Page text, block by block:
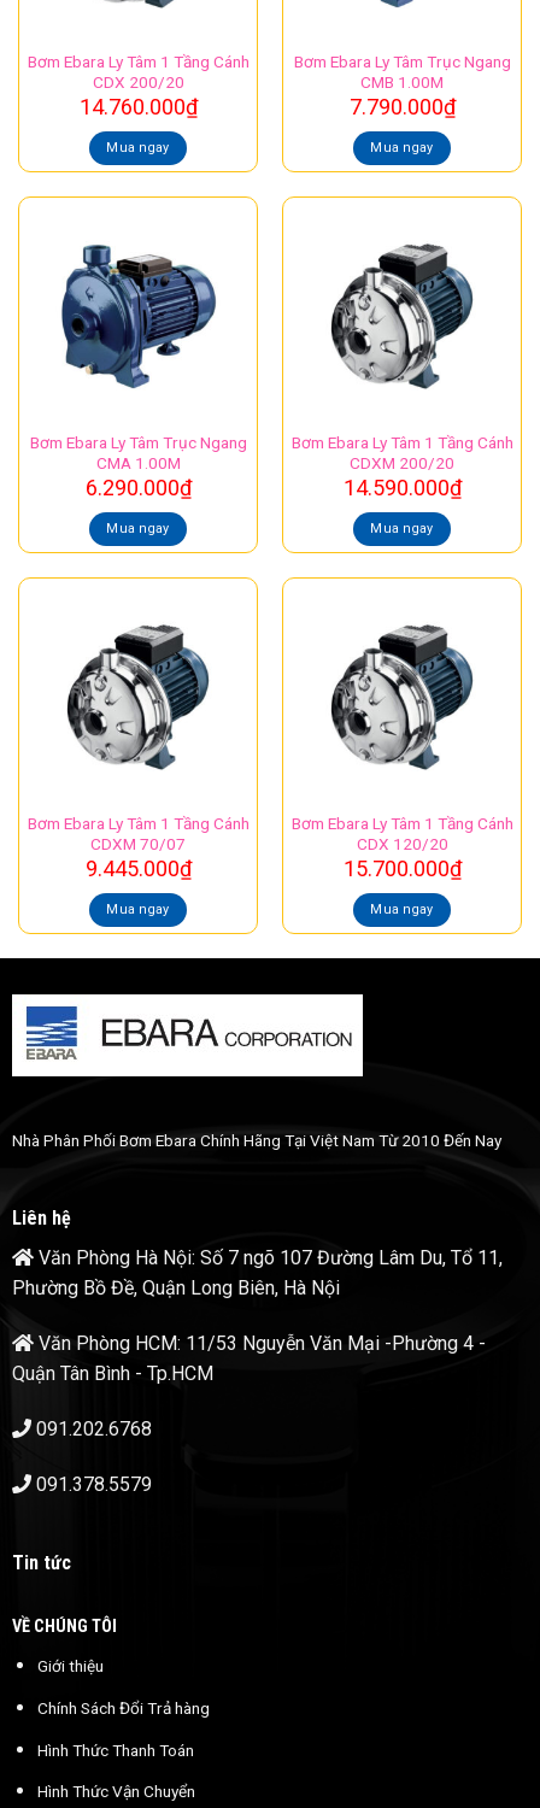
Bơm Ebara Ly Tâm 1 Tầng Cánh
CDX 200/20
14.760.000₫
Mua ngay
Bơm Ebara Ly Tâm Trục Ngang
CMB 1.00M
7.790.000₫
Mua ngay
Bơm Ebara Ly Tâm Trục Ngang
CMA 1.00M
6.290.000₫
Mua ngay
Bơm Ebara Ly Tâm 1 Tầng Cánh
CDXM 200/20
14.590.000₫
Mua ngay
Bơm Ebara Ly Tâm 1 Tầng Cánh
CDXM 70/07
9.445.000₫
Mua ngay
Bơm Ebara Ly Tâm 1 Tầng Cánh
CDX 120/20
15.700.000₫
Mua ngay
Nhà Phân Phối Bơm Ebara Chính Hãng Tại Việt Nam Từ 2010 Đến Nay
Liên hệ
Văn Phòng Hà Nội: Số 7 ngõ 107 Đường Lâm Du, Tổ 11,
Phường Bồ Đề, Quận Long Biên, Hà Nội
Văn Phòng HCM: 11/53 Nguyễn Văn Mại -Phường 4 -
Quận Tân Bình - Tp.HCM
091.202.6768
091.378.5579
Tin tức
VỀ CHÚNG TÔI
Giới thiệu
Chính Sách Đổi Trả hàng
Hình Thức Thanh Toán
Hình Thức Vận Chuyển